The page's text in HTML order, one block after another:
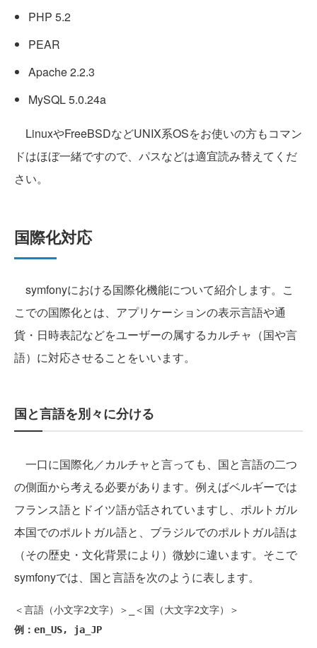
PHP 5.2
PEAR
Apache 2.2.3
MySQL 5.0.24a
LinuxやFreeBSDなどUNIX系OSをお使いの方もコマン
ドはほぼ一緒ですので、パスなどは適宜読み替えてくだ
さい。
国際化対応
symfonyにおける国際化機能について紹介します。こ
こでの国際化とは、アプリケーションの表示言語や通
貨・日時表記などをユーザーの属するカルチャ（国や言
語）に対応させることをいいます。
国と言語を別々に分ける
一口に国際化／カルチャと言っても、国と言語の二つ
の側面から考える必要があります。例えばベルギーでは
フランス語とドイツ語が話されていますし、ポルトガル
本国でのポルトガル語と、ブラジルでのポルトガル語は
（その歴史・文化背景により）微妙に違います。そこで
symfonyでは、国と言語を次のように表します。
例：en_US, ja_JP